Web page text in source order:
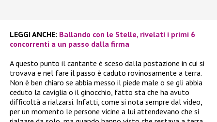
LEGGI ANCHE: Ballando con le Stelle, rivelati i primi 6
concorrenti a un passo dalla firma
A questo punto il cantante è sceso dalla postazione in cui si
trovava e nel fare il passo è caduto rovinosamente a terra.
Non è ben chiaro se abbia messo il piede male o se gli abbia
ceduto la caviglia o il ginocchio, fatto sta che ha avuto
difficoltà a rialzarsi. Infatti, come si nota sempre dal video,
per un momento le persone vicine a lui attendevano che si